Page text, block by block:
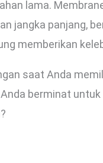
lama.
jangka panjang,
memberikan
saat Anda
berminat